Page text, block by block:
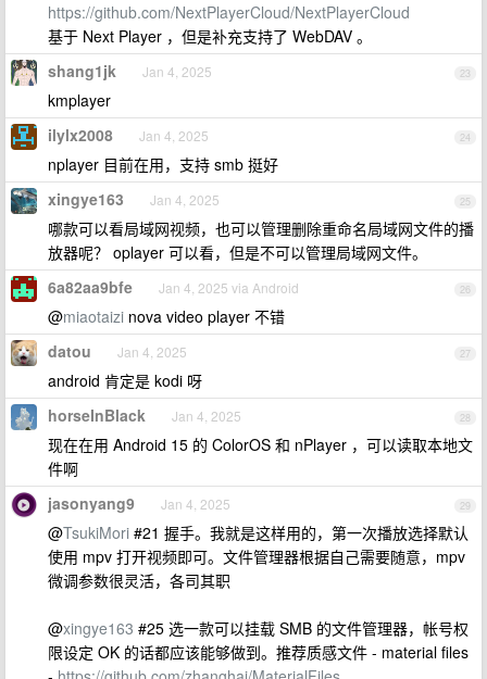
https://github.com/NextPlayerCloud/NextPlayerCloud
基于 Next Player ，但是补充支持了 WebDAV 。
23
shang1jk Jan 4, 2025
kmplayer
24
ilylx2008 Jan 4, 2025
nplayer 目前在用，支持 smb 挺好
25
xingye163 Jan 4, 2025
哪款可以看局域网视频，也可以管理删除重命名局域网文件的播
放器呢？ oplayer 可以看，但是不可以管理局域网文件。
26
6a82aa9bfe Jan 4, 2025 via Android
@miaotaizi nova video player 不错
27
datou Jan 4, 2025
android 肯定是 kodi 呀
28
horseInBlack Jan 4, 2025
现在在用 Android 15 的 ColorOS 和 nPlayer ，可以读取本地文
件啊
29
jasonyang9 Jan 4, 2025
@TsukiMori #21 握手。我就是这样用的，第一次播放选择默认
使用 mpv 打开视频即可。文件管理器根据自己需要随意，mpv
微调参数很灵活，各司其职
@xingye163 #25 选一款可以挂载 SMB 的文件管理器，帐号权
限设定 OK 的话都应该能够做到。推荐质感文件 - material files